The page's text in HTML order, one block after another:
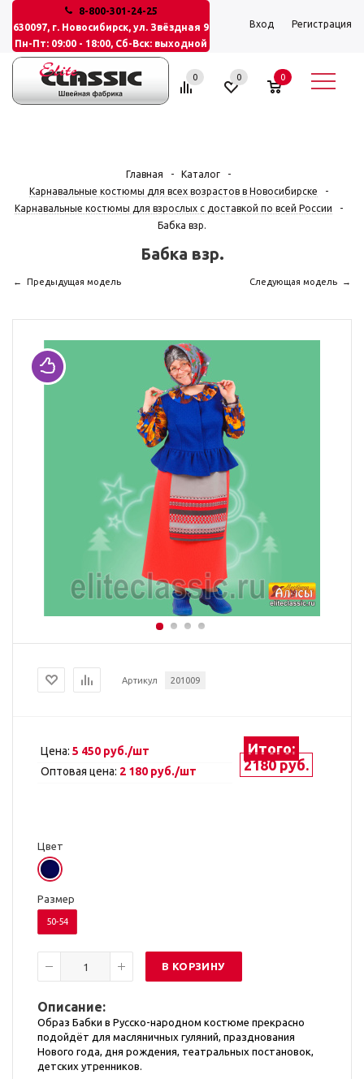
8-800-301-24-25
630097, г. Новосибирск, ул. Звёздная 9
Пн-Пт: 09:00 - 18:00, Сб-Вск: выходной
Вход Регистрация
0 0 0
Главная - Каталог
-
Карнавальные костюмы для всех возрастов в Новосибирске
-
Карнавальные костюмы для взрослых с доставкой по всей России
-
Бабка взр.
Бабка взр.
Артикул 201009
Цена: 5 450 руб./шт
Оптовая цена: 2 180 руб./шт
Итого:
2180 руб.
Цвет
Размер
50-54
В КОРЗИНУ
Описание:
Образ Бабки в Русско-народном костюме прекрасно
подойдёт для масляничных гуляний, празднования
Нового года, дня рождения, театральных постановок,
детских утренников.
Предыдущая модель Следующая модель